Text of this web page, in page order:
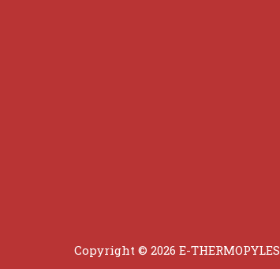
Copyright © 2026 E-THERMOPYLES